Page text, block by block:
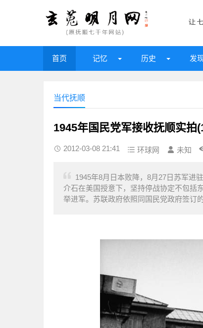
首页 记忆 历史 发
当代抚顺
1945年国民党军接收抚顺实拍
2012-03-08 21:41 环球网 未知
1945年8月日本败降，8月27日苏军进
介石在美国授意下，坚持停战协定不包括
举进军。苏联政府依照同国民党政府签订